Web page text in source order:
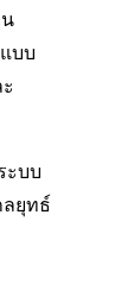
บบ
ะบบ
ยุทธ์